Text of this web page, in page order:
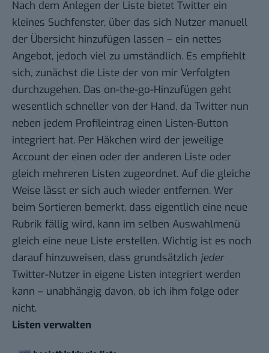
Nach dem Anlegen der Liste bietet Twitter ein
kleines Suchfenster, über das sich Nutzer manuell
der Übersicht hinzufügen lassen – ein nettes
Angebot, jedoch viel zu umständlich. Es empfiehlt
sich, zunächst die Liste der von mir Verfolgten
durchzugehen. Das on-the-go-Hinzufügen geht
wesentlich schneller von der Hand, da Twitter nun
neben jedem Profileintrag einen Listen-Button
integriert hat. Per Häkchen wird der jeweilige
Account der einen oder der anderen Liste oder
gleich mehreren Listen zugeordnet. Auf die gleiche
Weise lässt er sich auch wieder entfernen. Wer
beim Sortieren bemerkt, dass eigentlich eine neue
Rubrik fällig wird, kann im selben Auswahlmenü
gleich eine neue Liste erstellen. Wichtig ist es noch
darauf hinzuweisen, dass grundsätzlich jeder
Twitter-Nutzer in eigene Listen integriert werden
kann – unabhängig davon, ob ich ihm folge oder
nicht.
Listen verwalten